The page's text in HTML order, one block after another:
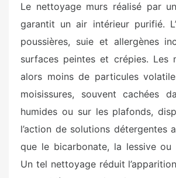
Le nettoyage murs réalisé par
garantit un air intérieur purifié.
poussières, suie et allergènes
surfaces peintes et crépies. Les
alors moins de particules
moisissures, souvent cachées
humides ou sur les plafonds,
l’action de solutions détergentes
que le bicarbonate, la lessive ou
Un tel nettoyage réduit